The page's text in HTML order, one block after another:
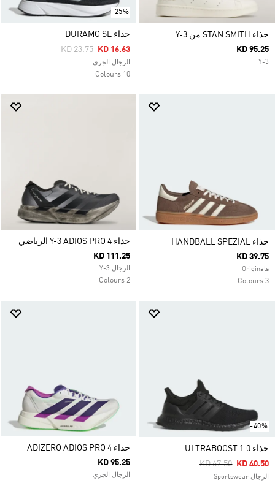
حذاء STAN SMITH من Y-3
KD 95.25
Y-3
-25%
حذاء DURAMO SL
Price Reduced From
KD 23.75ToKD 16.63
الرجال الجري
10 Colours
حذاء HANDBALL SPEZIAL
KD 39.75
Originals
3 Colours
حذاء Y-3 ADIOS PRO 4 الرياضي
KD 111.25
الرجال Y-3
2 Colours
-40%
حذاء ULTRABOOST 1.0
Price Reduced
KD 67.50ToKD 40.50
الرجال Sportswear
حذاء ADIZERO ADIOS PRO 4
KD 95.25
الرجال الجري